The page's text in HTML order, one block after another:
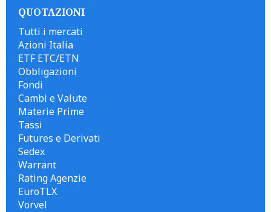
QUOTAZIONI
Tutti i mercati
Azioni Italia
ETF ETC/ETN
Obbligazioni
Fondi
Cambi e Valute
Materie Prime
Tassi
Futures e Derivati
Sedex
Warrant
Rating Agenzie
EuroTLX
Vorvel